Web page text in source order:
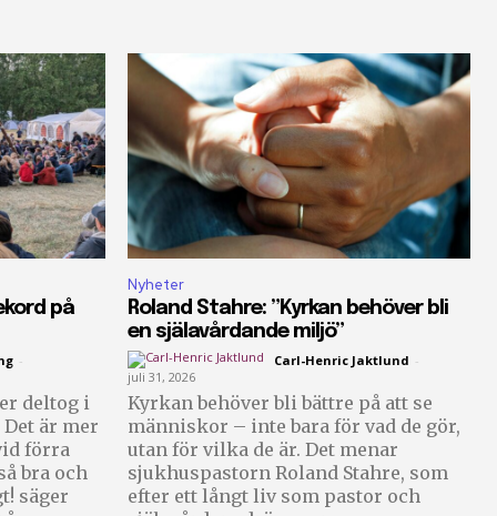
på
-
deltog i
är mer
förra
säger
Nyheter
Roland Stahre: ”Kyrkan behöver bli
en själavårdande miljö”
Carl-Henric Jaktlund -
juli 31, 2026
Kyrkan behöver bli bättre på att se
människor – inte bara för vad de gör,
utan för vilka de är. Det menar
sjukhuspastorn Roland Stahre, som
efter ett långt liv som pastor och